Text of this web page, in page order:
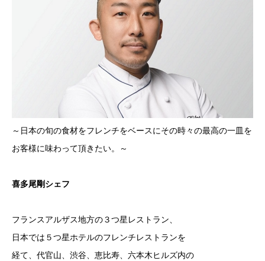
～日本の旬の食材をフレンチをベースにその時々の最高の一皿を
お客様に味わって頂きたい。～
喜多尾剛シェフ
フランスアルザス地方の３つ星レストラン、
日本では５つ星ホテルのフレンチレストランを
経て、代官山、渋谷、恵比寿、六本木ヒルズ内の